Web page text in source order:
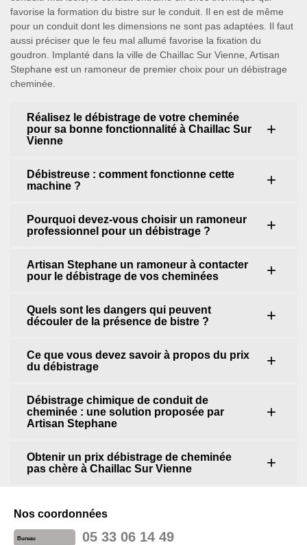
favorise la formation du bistre sur le conduit. Il en est de même
pour un conduit dont les dimensions ne sont pas adaptées. Il faut
aussi préciser que le feu mal allumé favorise la fixation du
goudron. Implanté dans la ville de Chaillac Sur Vienne, Artisan
Stephane est un ramoneur de premier choix pour un débistrage
cheminée.
Réalisez le débistrage de votre cheminée
pour sa bonne fonctionnalité à Chaillac Sur
Vienne
Débistreuse : comment fonctionne cette
machine ?
Pourquoi devez-vous choisir un ramoneur
professionnel pour un débistrage ?
Artisan Stephane un ramoneur à contacter
pour le débistrage de vos cheminées
Quels sont les dangers qui peuvent
découler de la présence de bistre ?
Ce que vous devez savoir à propos du prix
du débistrage
Débistrage chimique de conduit de
cheminée : une solution proposée par
Artisan Stephane
Obtenir un prix débistrage de cheminée
pas chère à Chaillac Sur Vienne
Nos coordonnées
Bureau 05 33 06 14 49